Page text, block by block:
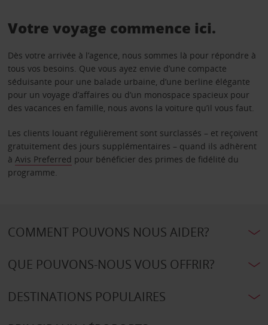
Votre voyage commence ici.
Dès votre arrivée à l’agence, nous sommes là pour répondre à
tous vos besoins. Que vous ayez envie d’une compacte
séduisante pour une balade urbaine, d’une berline élégante
pour un voyage d’affaires ou d’un monospace spacieux pour
des vacances en famille, nous avons la voiture qu’il vous faut.
Les clients louant régulièrement sont surclassés – et reçoivent
gratuitement des jours supplémentaires – quand ils adhèrent
à Avis Preferred pour bénéficier des primes de fidélité du
programme.
COMMENT POUVONS NOUS AIDER?
QUE POUVONS-NOUS VOUS OFFRIR?
DESTINATIONS POPULAIRES